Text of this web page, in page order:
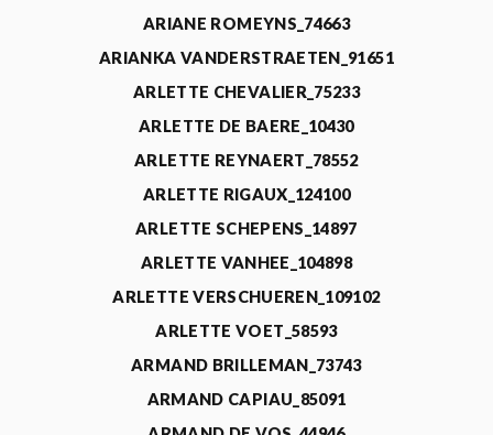
ARIANE ROMEYNS_74663
ARIANKA VANDERSTRAETEN_91651
ARLETTE CHEVALIER_75233
ARLETTE DE BAERE_10430
ARLETTE REYNAERT_78552
ARLETTE RIGAUX_124100
ARLETTE SCHEPENS_14897
ARLETTE VANHEE_104898
ARLETTE VERSCHUEREN_109102
ARLETTE VOET_58593
ARMAND BRILLEMAN_73743
ARMAND CAPIAU_85091